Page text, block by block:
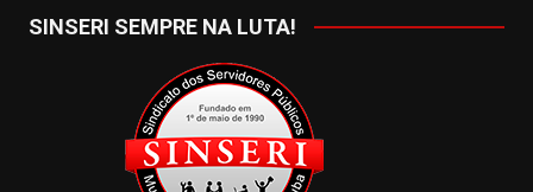
SINSERI SEMPRE NA LUTA!